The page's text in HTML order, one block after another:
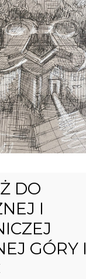
DO
I
GÓRY I